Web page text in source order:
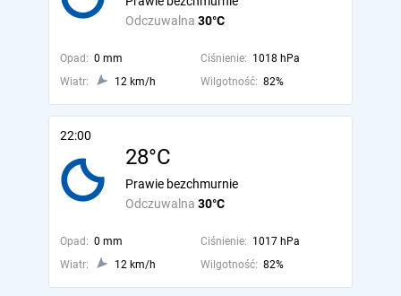
Odczuwalna 30°C
Opad: 0 mm Ciśnienie: 1018 hPa
Wiatr:
12 km/h Wilgotność: 82%
22:00
28°C
Odczuwalna 30°C
Prawie bezchmurnie
Opad: 0 mm Ciśnienie: 1017 hPa
Wiatr:
12 km/h Wilgotność: 82%